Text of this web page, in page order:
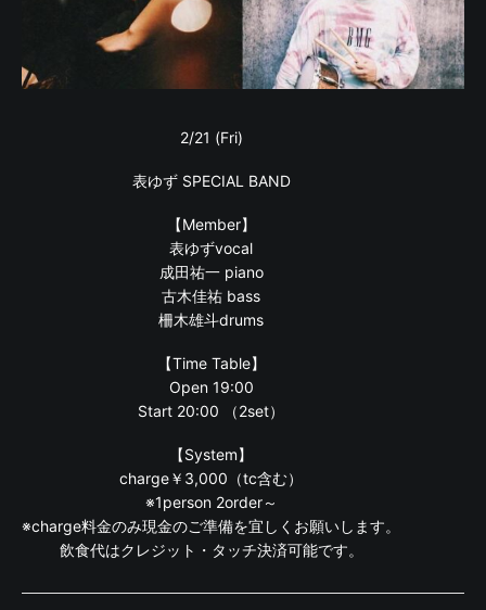
2/21 (Fri)
表ゆず SPECIAL BAND
【Member】
表ゆずvocal
成田祐一 piano
古木佳祐 bass
柵木雄斗drums
【Time Table】
Open 19:00
Start 20:00 （2set）
【System】
charge￥3,000（tc含む）
※1person 2order～
※charge料金のみ現金のご準備を宜しくお願いします。
飲食代はクレジット・タッチ決済可能です。